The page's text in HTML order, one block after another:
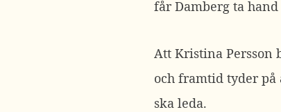
får Damberg ta
Att Kristina Persson
och framtid tyder
ska leda.